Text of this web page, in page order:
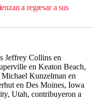
a regresar a sus
Jeffrey Collins en
en Keaton Beach,
Kunzelman en
en Des Moines, Iowa
Utah, contribuyeron a